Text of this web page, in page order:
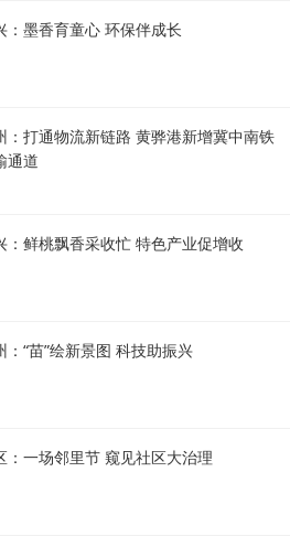
：墨香育童心 环保伴成长
：打通物流新链路 黄骅港新增冀中南铁
通道
：鲜桃飘香采收忙 特色产业促增收
：“苗”绘新景图 科技助振兴
：一场邻里节 窥见社区大治理